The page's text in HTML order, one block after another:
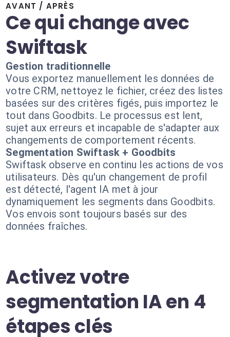
AVANT / APRÈS
Ce qui change avec
Swiftask
Gestion traditionnelle
Vous exportez manuellement les données de
votre CRM, nettoyez le fichier, créez des listes
basées sur des critères figés, puis importez le
tout dans Goodbits. Le processus est lent,
sujet aux erreurs et incapable de s'adapter aux
changements de comportement récents.
Segmentation Swiftask + Goodbits
Swiftask observe en continu les actions de vos
utilisateurs. Dès qu'un changement de profil
est détecté, l'agent IA met à jour
dynamiquement les segments dans Goodbits.
Vos envois sont toujours basés sur des
données fraîches.
Activez votre
segmentation IA en 4
étapes clés